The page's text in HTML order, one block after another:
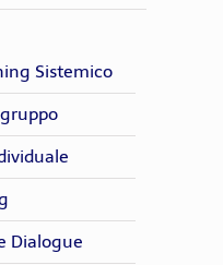
Sistemico
Dialogue